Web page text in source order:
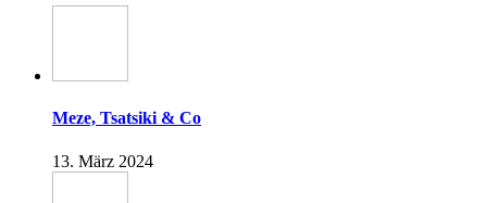
Meze, Tsatsiki & Co
13. März 2024